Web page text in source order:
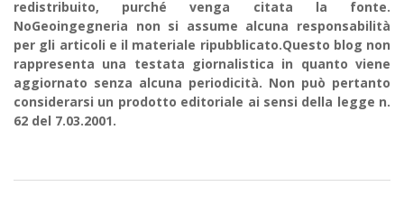
redistribuito, purché venga citata la fonte.
NoGeoingegneria non si assume alcuna responsabilità
per gli articoli e il materiale ripubblicato.Questo blog non
rappresenta una testata giornalistica in quanto viene
aggiornato senza alcuna periodicità. Non può pertanto
considerarsi un prodotto editoriale ai sensi della legge n.
62 del 7.03.2001.